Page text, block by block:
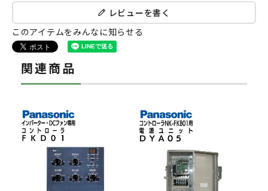
レビューを書く
このアイテムをみんなに知らせる
関連商品